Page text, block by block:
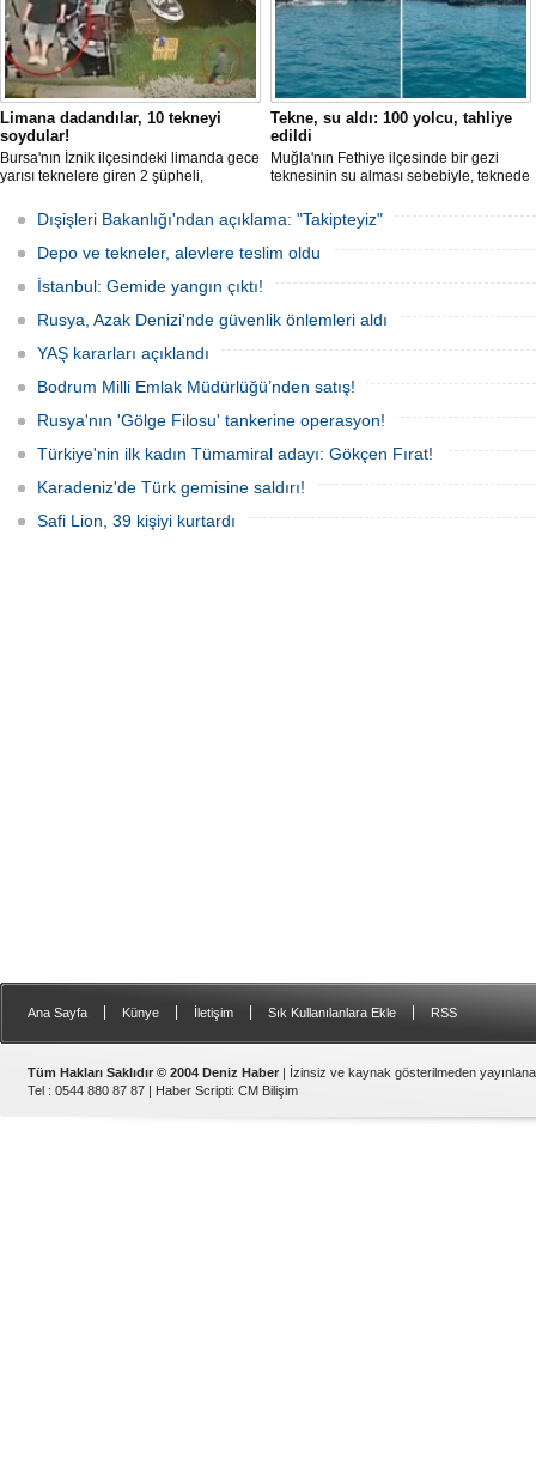
Limana dadandılar, 10 tekneyi
soydular!
Bursa'nın İznik ilçesindeki limanda gece
yarısı teknelere giren 2 şüpheli,
çaldı. Olay, güvenlik kameralarına
yansıdı, tekne sahiplerinin ihbarıyla
jandarma inceleme başlattı.
Tekne, su aldı: 100 yolcu, tahliye
edildi
Muğla'nın Fethiye ilçesinde bir gezi
teknesinin su alması sebebiyle, teknede
teknenin batmaması için bölgede
kurtarma çalışması başlatıldı.
Dışişleri Bakanlığı'ndan açıklama: "Takipteyiz"
Depo ve tekneler, alevlere teslim oldu
İstanbul: Gemide yangın çıktı!
Rusya, Azak Denizi'nde güvenlik önlemleri aldı
YAŞ kararları açıklandı
Bodrum Milli Emlak Müdürlüğü’nden satış!
Rusya'nın 'Gölge Filosu' tankerine operasyon!
Türkiye'nin ilk kadın Tümamiral adayı: Gökçen Fırat!
Karadeniz'de Türk gemisine saldırı!
Safi Lion, 39 kişiyi kurtardı
Ana Sayfa Künye İletişim Sık Kullanılanlara Ekle RSS
Tüm Hakları Saklıdır © 2004 Deniz Haber | İzinsiz ve kaynak gösterilmeden
Tel : 0544 880 87 87 | Haber Scripti: CM Bilişim